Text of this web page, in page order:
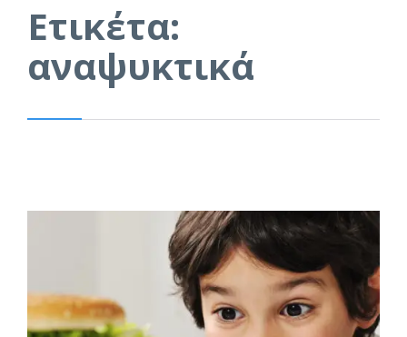
Ετικέτα:
αναψυκτικά